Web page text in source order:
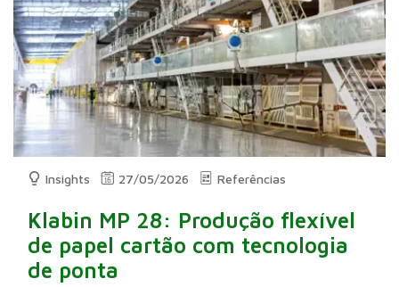
Insights 27/05/2026 Referências
Klabin MP 28: Produção flexível
de papel cartão com tecnologia
de ponta